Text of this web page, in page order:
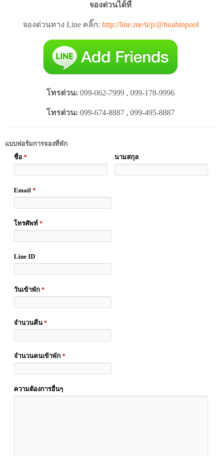
จองด่วนได้ที่
จองด่วนทาง Line คลิ๊ก: http://line.me/ti/p/@huahinpool
โทรด่วน: 099-062-7999 , 099-178-9996
โทรด่วน: 099-674-8887 , 099-495-8887
แบบฟอร์มการจองที่พัก
ชื่อ * นามสกุล
Email *
โทรศัพท์ *
Line ID
วันเข้าพัก *
จำนวนคืน *
จำนวนคนเข้าพัก *
ความต้องการอื่นๆ